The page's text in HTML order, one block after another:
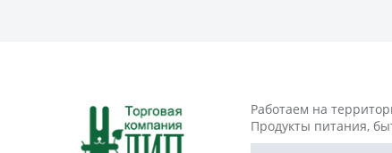
Работаем на
Продукты питания,